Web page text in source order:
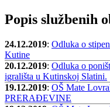
Popis službenih
24.12.2019: Odluka o
Kutine
20.12.2019: Odluka o
igrališta u Kutinskoj Slatini.
19.12.2019: OŠ Mate
PRERAĐEVINE